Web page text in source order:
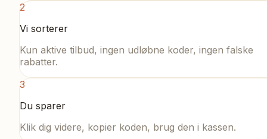
2
Vi sorterer
Kun aktive tilbud, ingen udløbne koder, ingen falske
rabatter.
3
Du sparer
Klik dig videre, kopier koden, brug den i kassen.